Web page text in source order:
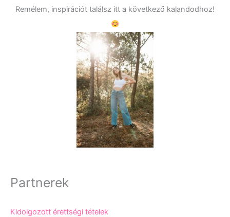
Remélem, inspirációt találsz itt a következő kalandodhoz!
Partnerek
Kidolgozott érettségi tételek